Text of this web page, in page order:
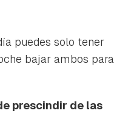
puedes solo tener
bajar ambos para
prescindir de las